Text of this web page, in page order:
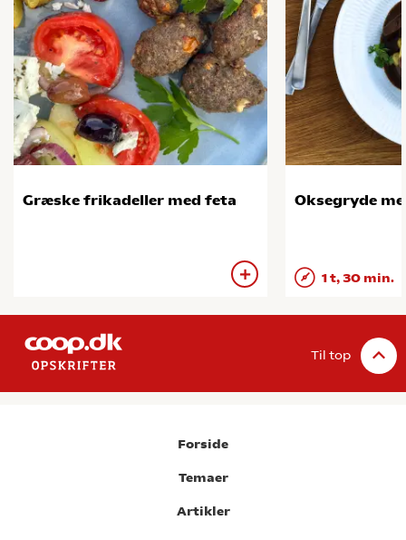
Græske frikadeller med feta Oksegryde
1 t, 30 min.
Til top
Forside
Temaer
Artikler